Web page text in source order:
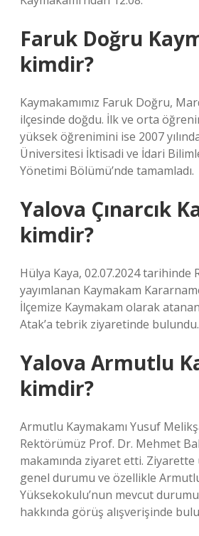
Faruk Doğru
kimdir?
Kaymakamımız Faruk Doğru,
ilçesinde doğdu. İlk ve orta
yüksek öğrenimini ise 2007
Üniversitesi İktisadi ve İdari
Yönetimi Bölümü’nde tamamladı.
Yalova Çınarcık
kimdir?
Hülya Kaya, 02.07.2024 tarihinde
yayımlanan Kaymakam
İlçemize Kaymakam olarak
Atak’a tebrik ziyaretinde bulundu.
Yalova Armutlu
kimdir?
Armutlu Kaymakamı Yusuf
Rektörümüz Prof. Dr. Mehmet
makamında ziyaret etti.
genel durumu ve özellikle
Yüksekokulu’nun mevcut
hakkında görüş alışverişinde